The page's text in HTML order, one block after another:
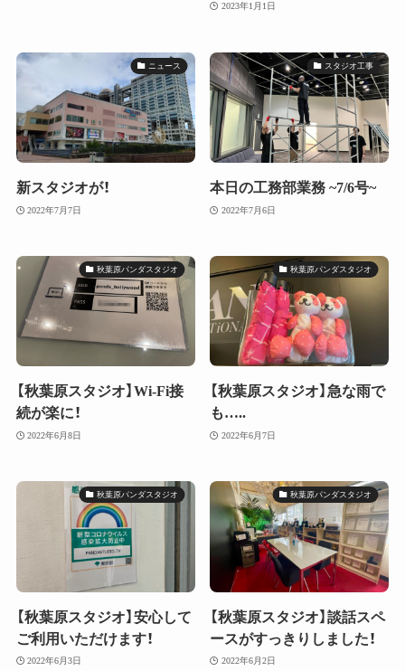
2023年1月1日
ニュース
新スタジオが！
2022年7月7日
スタジオ工事
本日の工務部業務 ~7/6号~
2022年7月6日
秋葉原パンダスタジオ
【秋葉原スタジオ】Wi-Fi接
続が楽に！
2022年6月8日
秋葉原パンダスタジオ
【秋葉原スタジオ】急な雨で
も…..
2022年6月7日
秋葉原パンダスタジオ
【秋葉原スタジオ】安心して
ご利用いただけます！
2022年6月3日
秋葉原パンダスタジオ
【秋葉原スタジオ】談話スペ
ースがすっきりしました！
2022年6月2日